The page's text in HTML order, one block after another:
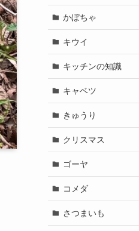
かぼちゃ
キウイ
キッチンの知識
キャベツ
きゅうり
クリスマス
ゴーヤ
コメダ
さつまいも